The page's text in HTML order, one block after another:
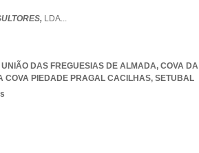
LDA...
DAS FREGUESIAS DE ALMADA, COVA DA
COVA PIEDADE PRAGAL CACILHAS, SETUBAL